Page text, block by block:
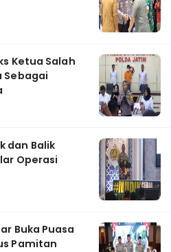
Ketua Salah
Sebagai
dan Balik
Operasi
Buka Puasa
Pamitan